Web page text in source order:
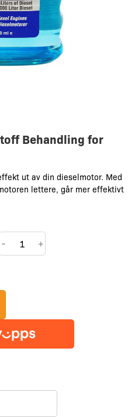
Behandling for
ut av din dieselmotor. Med
lettere, går mer effektivt
- +